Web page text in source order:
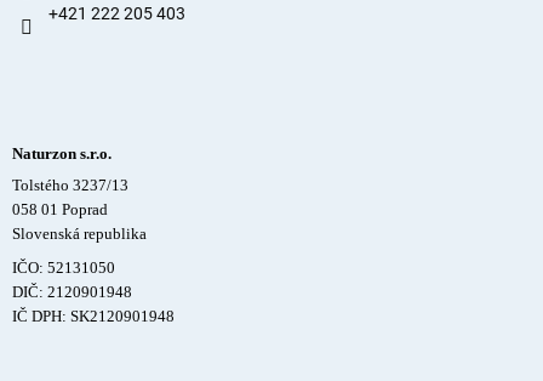
+421 222 205 403
Naturzon s.r.o.
Tolstého 3237/13
058 01 Poprad
Slovenská republika
IČO: 52131050
DIČ: 2120901948
IČ DPH: SK2120901948